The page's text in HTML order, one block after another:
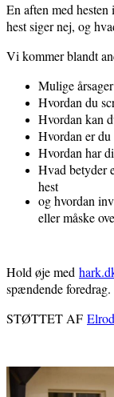
En aften med
hest siger nej, og
Vi kommer blandt
Mulige
Hvordan du
Hvordan kan
Hvordan er
Hvordan har
Hvad betyder
hest
og hvordan
eller måske
Hold øje med
spændende foredrag.
STØTTET AF